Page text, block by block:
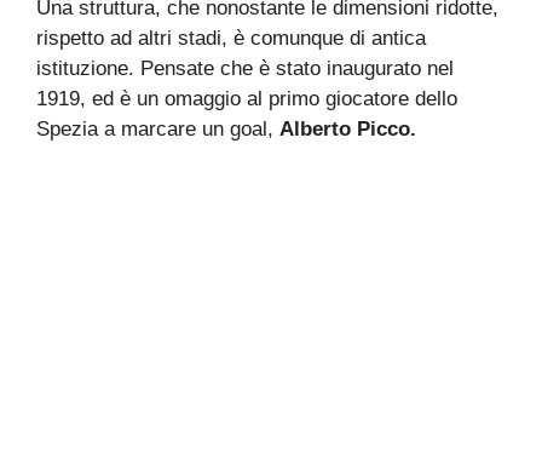
Una struttura, che nonostante le dimensioni ridotte,
rispetto ad altri stadi, è comunque di antica
istituzione. Pensate che è stato inaugurato nel
1919, ed è un omaggio al primo giocatore dello
Spezia a marcare un goal, Alberto Picco.